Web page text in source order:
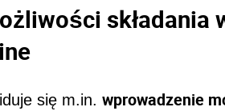
składania
się m.in. wprowadzenie